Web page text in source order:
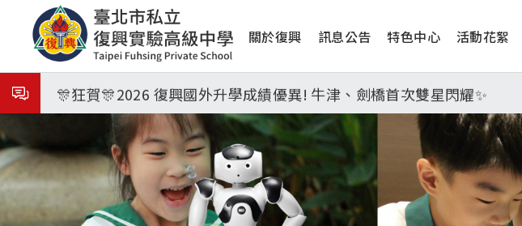
內
容
主
覽
關於復興 訊息公告 特色中心 活動花絮
8月31日 開學日
🎉🎉🎉狂賀! 12望蘇同學榮錄MIT麻省理工學院，本校連續兩年錄取世界
🎊狂賀🎊2026 復興國外升學成績優異! 牛津、劍橋首次雙星閃耀✨
115年校本部大學榜單再創佳績🎉，32％達醫學系錄取標準、62%達
8月3日 分科成績公布
臺北市2026城鎮韌性(防空)演習訂於8月13日(四) 14時30分至15時實